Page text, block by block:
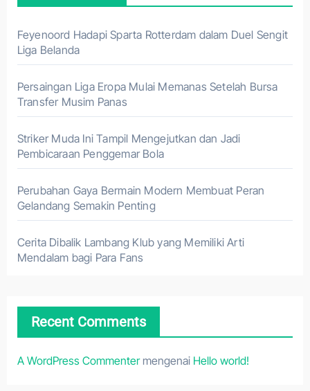
Feyenoord Hadapi Sparta Rotterdam dalam Duel Sengit
Liga Belanda
Persaingan Liga Eropa Mulai Memanas Setelah Bursa
Transfer Musim Panas
Striker Muda Ini Tampil Mengejutkan dan Jadi
Pembicaraan Penggemar Bola
Perubahan Gaya Bermain Modern Membuat Peran
Gelandang Semakin Penting
Cerita Dibalik Lambang Klub yang Memiliki Arti
Mendalam bagi Para Fans
Recent Comments
A WordPress Commentermengenai Hello world!